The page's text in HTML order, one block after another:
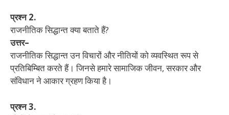
प्रश्न 2.
राजनीतिक सिद्धान्त क्या बताते हैं?
उत्तर–
राजनीतिक सिद्धान्त उन विचारों और नीतियों को व्यवस्थित रूप से
प्रतिबिम्बित करते हैं। जिनसे हमारे सामाजिक जीवन, सरकार और
संविधान ने आकार ग्रहण किया है।
प्रश्न 3.